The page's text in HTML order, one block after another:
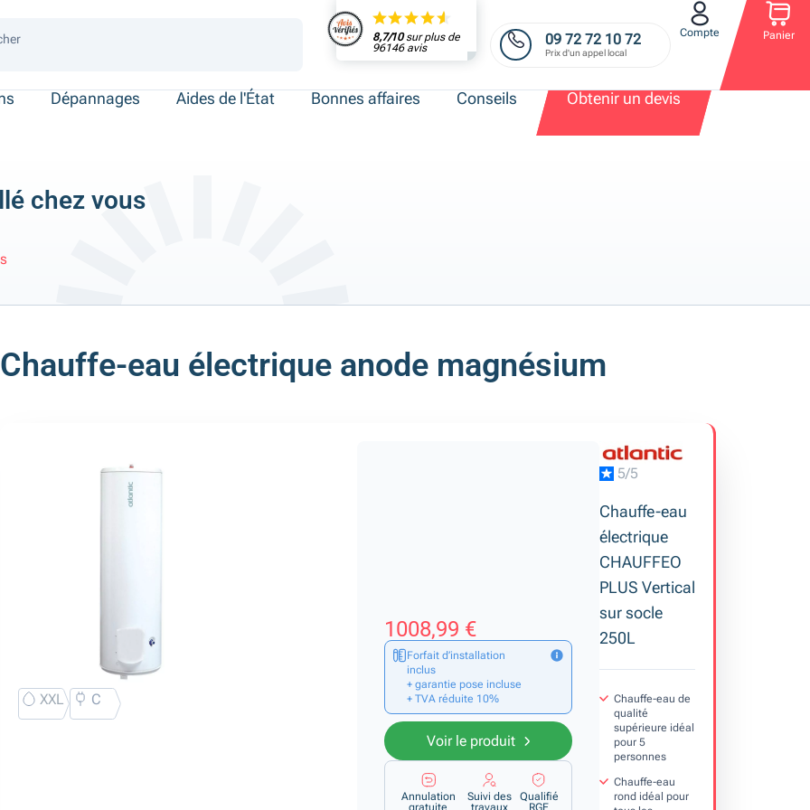
place
8,7/10sur plus de
96146 avis
09 72 72 10 72
Prix d'un appel local
Compte Panier
Dépannages Aides de l'État Bonnes affaires Conseils Obtenir un devis
chez vous
Chauffe-eau électrique anode magnésium
XXL C
5/5
Chauffe-eau
électrique
CHAUFFEO
PLUS Vertical
sur socle
250L
Chauffe-eau de
qualité
supérieure idéal
pour 5
personnes
Chauffe-eau
rond idéal pour
1008,99 €
Forfait d’installation
inclus
+ garantie pose incluse
+ TVA réduite 10%
Voir le produit
Annulation
Suivi des
Qualifié